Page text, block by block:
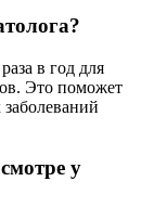
в год для
Это поможет
заболеваний
у